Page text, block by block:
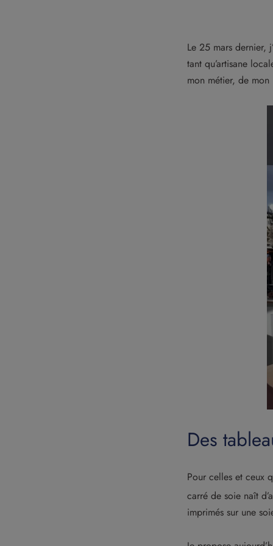
Le 25 mars dernier,
tant qu’artisane
mon métier, de mon
Des
Pour celles et ceux
carré de soie naît
imprimés sur une